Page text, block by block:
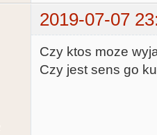
2019-07-07
Czy ktos moze
Czy jest sens go